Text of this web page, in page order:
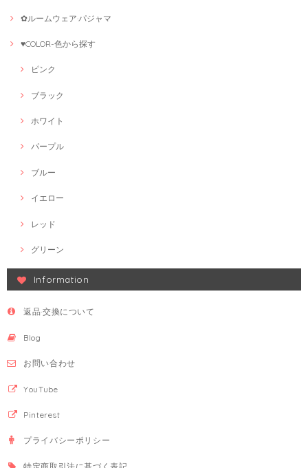
✿ルームウェア·パジャマ
♥COLOR-色から探す
ピンク
ブラック
ホワイト
パープル
ブルー
イエロー
レッド
グリーン
Information
返品·交換について
Blog
お問い合わせ
YouTube
Pinterest
プライバシーポリシー